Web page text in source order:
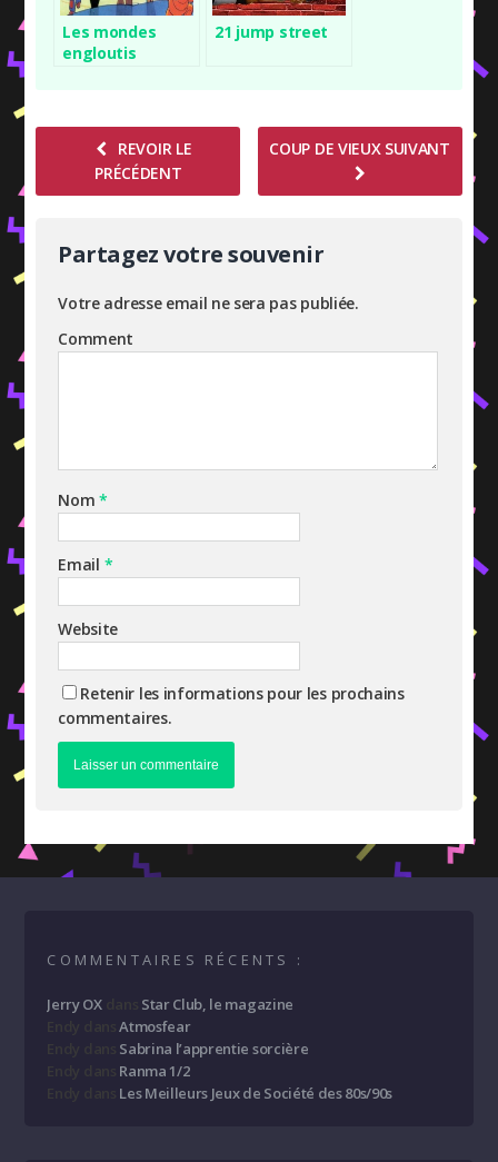
Les mondes
engloutis
21 jump street
REVOIR LE
PRÉCÉDENT
COUP DE VIEUX SUIVANT
Partagez votre souvenir
Votre adresse email ne sera pas publiée.
Comment
Nom*
Email *
Website
Retenir les informations pour les prochains
commentaires.
COMMENTAIRES RÉCENTS :
Jerry OXdans Star Club, le magazine
dansAtmosfear
Sabrina l’apprentie sorcière
Ranma 1/2
Les Meilleurs Jeux de Société des 80s/90s